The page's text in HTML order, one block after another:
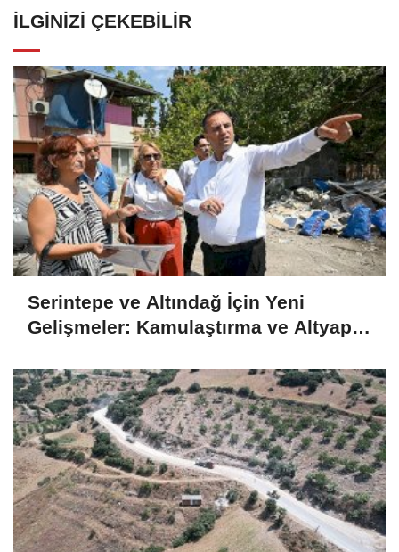
İLGINIZI ÇEKEBILIR
Serintepe ve Altındağ İçin Yeni
Gelişmeler: Kamulaştırma ve Altyapı